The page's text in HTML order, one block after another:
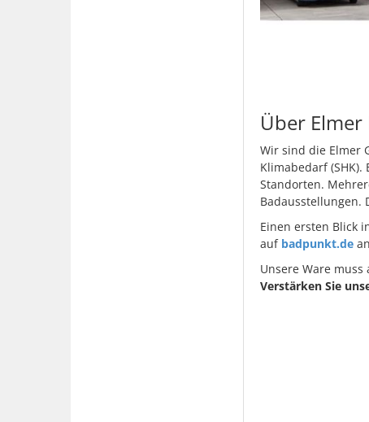
Über Elmer
Wir sind die Elmer
Klimabedarf
Standorten.
Badausstellungen.
Einen ersten Blick
auf badpunkt.de
Unsere Ware
Verstärken Sie